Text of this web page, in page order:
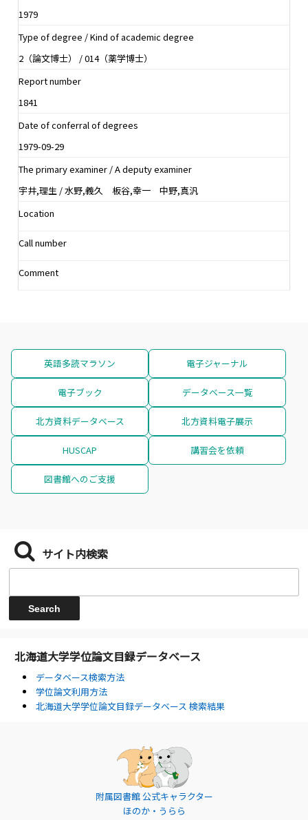
1979
Type of degree / Kind of academic degree
2（論文博士） / 014（薬学博士）
Report number
1841
Date of conferral of degrees
1979-09-29
The primary examiner / A deputy examiner
宇井,理生 / 水野,義久 板谷,幸一 中野,真汎
Location
Call number
Comment
英語多読マラソン 電子ジャーナル
電子ブック データベース一覧
北方資料データベース 北方資料電子展示
HUSCAP 講習会を依頼
図書館へのご支援
サイト内検索
北海道大学学位論文目録データベース
データベース検索方法
学位論文利用方法
北海道大学学位論文目録データベース 検索結果
附属図書館 公式キャラクター
ほのか・うらら